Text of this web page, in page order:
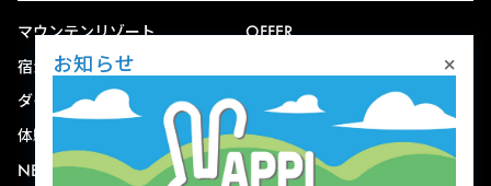
マウンテンリゾート
宿泊
ダイニング
体験
NEWS
OFFER
ショップ
お知らせ ×